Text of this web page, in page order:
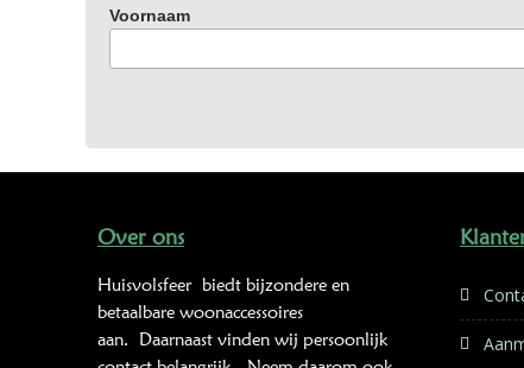
Voornaam
Over ons
Huisvolsfeer biedt bijzondere en
betaalbare woonaccessoires
aan. Daarnaast vinden wij persoonlijk